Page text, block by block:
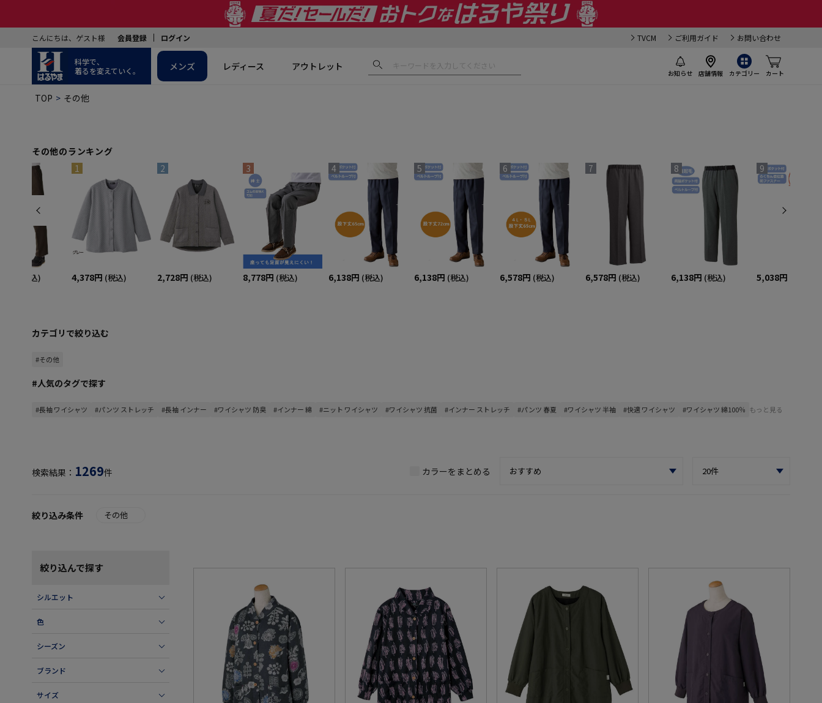
こんにちは、ゲスト様 会員登録 ログイン TVCM ご利用ガイド お問い合わせ
科学で、
着るを変えていく。
お知らせ 店舗情報 カテゴリー カート
メンズ レディース アウトレット
TOP その他
その他のランキング
(税込)
1
4,378円 (税込)
2
2,728円 (税込)
3
8,778円 (税込)
4
6,138円 (税込)
5
6,138円 (税込)
6
6,578円 (税込)
7
6,578円 (税込)
8
6,138円 (税込)
9
5,038円
カテゴリで絞り込む
#その他
#人気のタグで探す
#長袖 ワイシャツ #パンツ ストレッチ #長袖 インナー #ワイシャツ 防臭 #インナー 綿 #ニット ワイシャツ #ワイシャツ 抗菌 #インナー ストレッチ #パンツ 春夏 #ワイシャツ 半袖 #快適 ワイシャツ #ワイシャツ 綿100％ もっと見る
検索結果： 1269件 カラーをまとめる
絞り込み条件 その他
絞り込んで探す
シルエット
色
シーズン
ブランド
サイズ